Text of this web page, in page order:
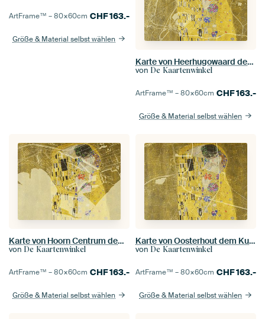
ArtFrame™ –80×60cm CHF163.-
Größe & Material selbst wählen
Karte von Heerhugowaard dem Kuss von Gustav Klimt
von De Kaartenwinkel
ArtFrame™ –80×60cm CHF163.-
Größe & Material selbst wählen
Karte von Hoorn Centrum dem Kuss von Gustav Klimt
von De Kaartenwinkel
ArtFrame™ –80×60cm CHF163.-
Größe & Material selbst wählen
Karte von Oosterhout dem Kuss von Gustav Klimt
von De Kaartenwinkel
ArtFrame™ –80×60cm CHF163.-
Größe & Material selbst wählen